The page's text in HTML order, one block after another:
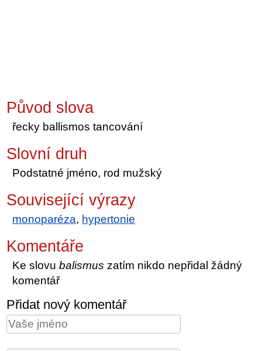
Původ slova
řecky ballismos tancování
Slovní druh
Podstatné jméno, rod mužský
Související výrazy
monoparéza, hypertonie
Komentáře
Ke slovubalismus zatím nikdo nepřidal žádný
komentář
Přidat nový komentář